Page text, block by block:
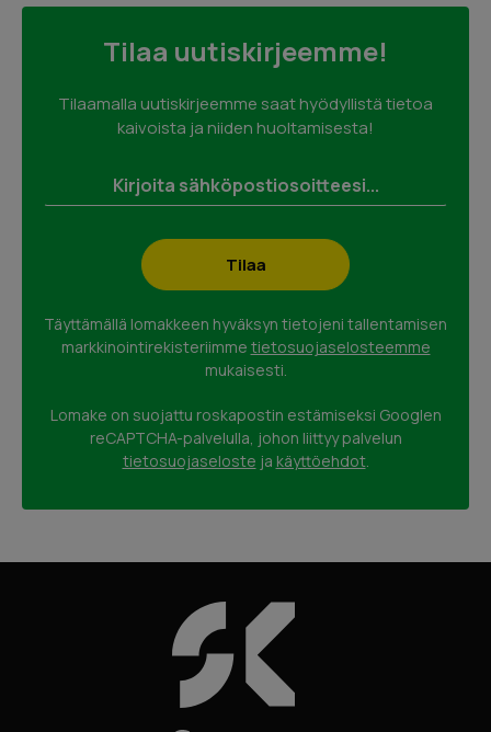
Tilaa uutiskirjeemme!
Tilaamalla uutiskirjeemme saat hyödyllistä tietoa
kaivoista ja niiden huoltamisesta!
Täyttämällä lomakkeen hyväksyn tietojeni tallentamisen
markkinointirekisteriimme tietosuojaselosteemme
mukaisesti.
Lomake on suojattu roskapostin estämiseksi Googlen
reCAPTCHA-palvelulla, johon liittyy palvelun
tietosuojaseloste ja käyttöehdot.